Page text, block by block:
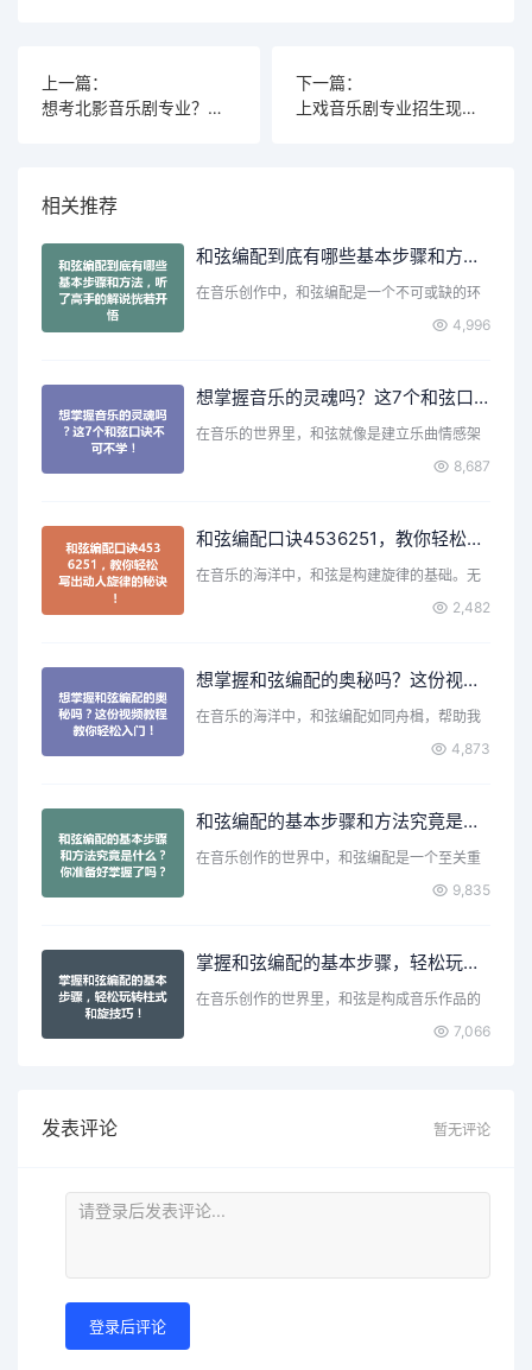
上一篇：
想考北影音乐剧专业？这些内幕你必须知道
下一篇：
上戏音乐剧专业招生现场，考生的即兴表演惊艳全场
相关推荐
和弦编配到底有哪些基本步骤和方法，听了高手的解说恍若开悟
在音乐创作中，和弦编配是一个不可或缺的环
4,996
想掌握音乐的灵魂吗？这7个和弦口诀不可不学！
在音乐的世界里，和弦就像是建立乐曲情感架
8,687
和弦编配口诀4536251，教你轻松写出动人旋律的秘诀！
在音乐的海洋中，和弦是构建旋律的基础。无
2,482
想掌握和弦编配的奥秘吗？这份视频教程教你轻松入门！
在音乐的海洋中，和弦编配如同舟楫，帮助我
4,873
和弦编配的基本步骤和方法究竟是什么？你准备好掌握了吗？
在音乐创作的世界中，和弦编配是一个至关重
9,835
掌握和弦编配的基本步骤，轻松玩转柱式和旋技巧！
在音乐创作的世界里，和弦是构成音乐作品的
7,066
发表评论 暂无评论
登录后评论